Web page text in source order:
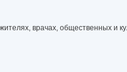
врачах, общественных и